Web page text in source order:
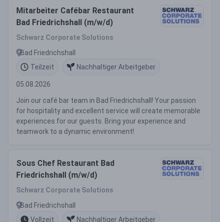
Mitarbeiter Cafébar Restaurant
Bad Friedrichshall (m/w/d)
Schwarz Corporate Solutions
Bad Friedrichshall
Teilzeit
Nachhaltiger Arbeitgeber
05.08.2026
Join our café bar team in Bad Friedrichshall! Your passion
for hospitality and excellent service will create memorable
experiences for our guests. Bring your experience and
teamwork to a dynamic environment!
Sous Chef Restaurant Bad
Friedrichshall (m/w/d)
Schwarz Corporate Solutions
Bad Friedrichshall
Vollzeit
Nachhaltiger Arbeitgeber